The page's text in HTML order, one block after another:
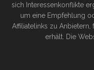
sich Interessenkonflikte
um eine Empfehlung
Affiliatelinks zu Anbietern,
erhält. Die